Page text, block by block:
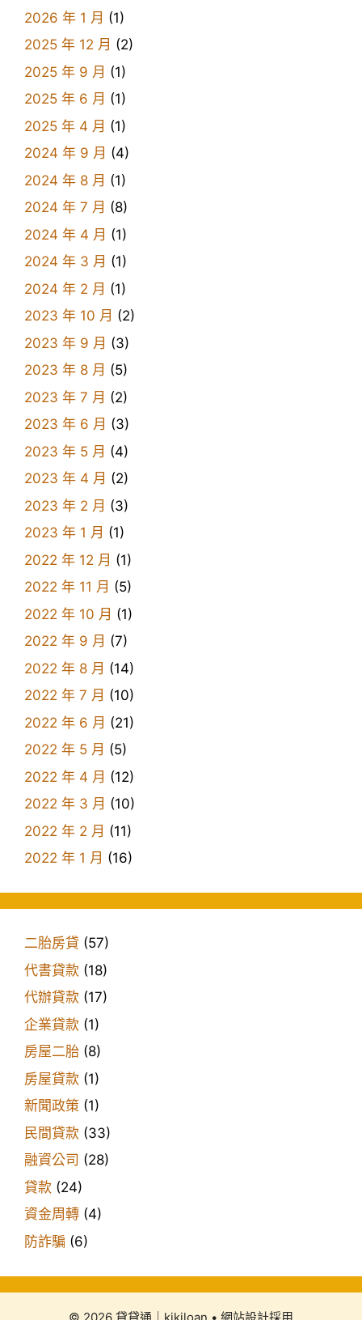
2026 年 1 月 (1)
2025 年 12 月 (2)
2025 年 9 月 (1)
2025 年 6 月 (1)
2025 年 4 月 (1)
2024 年 9 月 (4)
2024 年 8 月 (1)
2024 年 7 月 (8)
2024 年 4 月 (1)
2024 年 3 月 (1)
2024 年 2 月 (1)
2023 年 10 月 (2)
2023 年 9 月 (3)
2023 年 8 月 (5)
2023 年 7 月 (2)
2023 年 6 月 (3)
2023 年 5 月 (4)
2023 年 4 月 (2)
2023 年 2 月 (3)
2023 年 1 月 (1)
2022 年 12 月 (1)
2022 年 11 月 (5)
2022 年 10 月 (1)
2022 年 9 月 (7)
2022 年 8 月 (14)
2022 年 7 月 (10)
2022 年 6 月 (21)
2022 年 5 月 (5)
2022 年 4 月 (12)
2022 年 3 月 (10)
2022 年 2 月 (11)
2022 年 1 月 (16)
二胎房貸 (57)
代書貸款 (18)
代辦貸款 (17)
企業貸款 (1)
房屋二胎 (8)
房屋貸款 (1)
新聞政策 (1)
民間貸款 (33)
融資公司 (28)
貸款 (24)
資金周轉 (4)
防詐騙 (6)
© 2026 貸貸通｜kikiloan • 網站設計採用